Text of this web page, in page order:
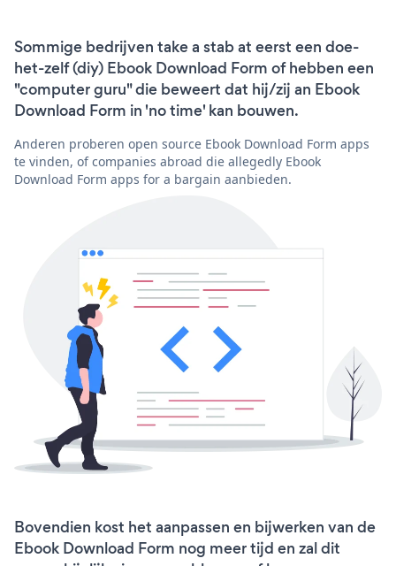
Sommige bedrijven take a stab at eerst een doe-
het-zelf (diy) Ebook Download Form of hebben een
"computer guru" die beweert dat hij/zij an Ebook
Download Form in 'no time' kan bouwen.
Anderen proberen open source Ebook Download Form apps
te vinden, of companies abroad die allegedly Ebook
Download Form apps for a bargain aanbieden.
Bovendien kost het aanpassen en bijwerken van de
Ebook Download Form nog meer tijd en zal dit